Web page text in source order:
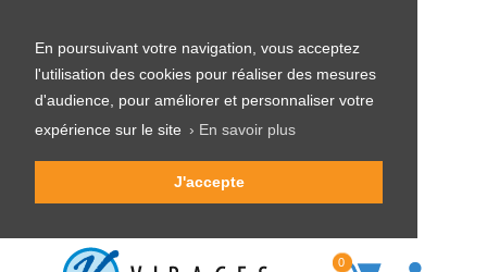
En poursuivant votre navigation, vous acceptez
l'utilisation des cookies pour réaliser des mesures
d'audience, pour améliorer et personnaliser votre
expérience sur le site › En savoir plus
J'accepte
0